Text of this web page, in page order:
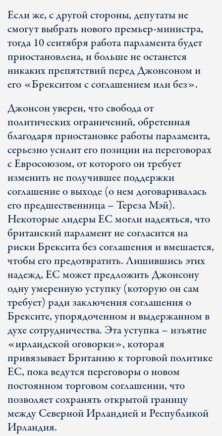
Если же, с другой стороны, депутаты не
смогут выбрать нового премьер-министра,
тогда 10 сентября работа парламента будет
приостановлена, и больше не останется
никаких препятствий перед Джонсоном и
его «Брекситом с соглашением или без».
Джонсон уверен, что свобода от
политических ограничений, обретенная
благодаря приостановке работы парламента,
серьезно усилит его позиции на переговорах
с Евросоюзом, от которого он требует
изменить не получившее поддержки
соглашение о выходе (о нем договаривалась
его предшественница – Тереза Мэй).
Некоторые лидеры ЕС могли надеяться, что
британский парламент не согласится на
риски Брексита без соглашения и вмешается,
чтобы его предотвратить. Лишившись этих
надежд, ЕС может предложить Джонсону
одну умеренную уступку (которую он сам
требует) ради заключения соглашения о
Брексите, упорядоченном и выдержанном в
духе сотрудничества. Эта уступка – изъятие
«ирландской оговорки», которая
привязывает Британию к торговой политике
ЕС, пока ведутся переговоры о новом
постоянном торговом соглашении, что
позволяет сохранять открытой границу
между Северной Ирландией и Республикой
Ирландия.